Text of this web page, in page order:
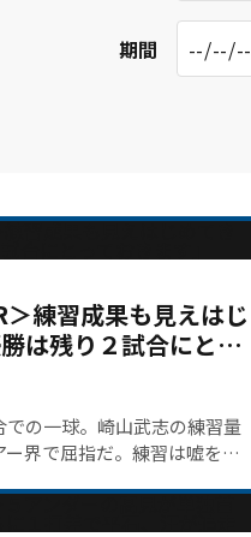
期間
練習成果も見えはじ
は残り２試合にとっ
の一球。崎山武志の練習量
界で屈指だ。練習は嘘をつ